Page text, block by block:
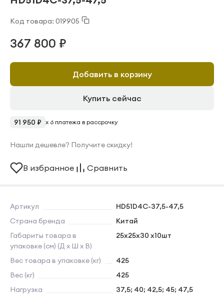
Код товара: 019905
Артикул
HD51D4C-37,5-47,5
Страна бренда
Китай
Габариты товара в
упаковке (см) (Д х Ш х В)
25х25х30 х10шт
Вес товара в упаковке (кг)
425
Вес (кг)
425
Нагрузка
37,5; 40; 42,5; 45; 47,5
367 800 ₽
Добавить в корзину
Купить сейчас
91 950 ₽ x 6 платежа в рассрочку
Нашли дешевле? Получите скидку!
В избранное Сравнить